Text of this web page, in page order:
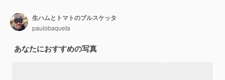
生ハムとトマトのブルスケッタ
paulobaqueta
あなたにおすすめの写真